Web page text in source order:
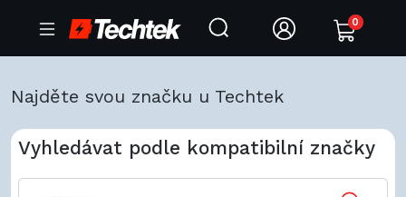
0
Najděte svou značku u Techtek
Vyhledávat podle kompatibilní značky